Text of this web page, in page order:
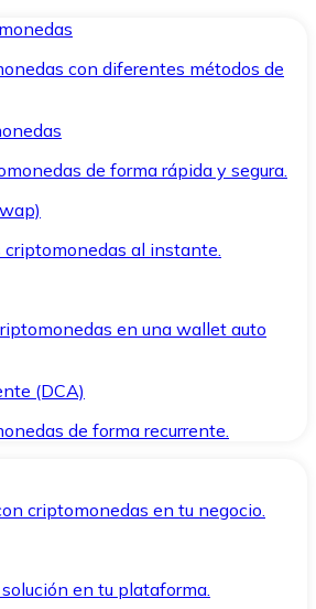
con diferentes métodos de
de forma rápida y segura.
criptomonedas al instante.
en una wallet auto
(DCA)
de forma recurrente.
criptomonedas en tu negocio.
en tu plataforma.